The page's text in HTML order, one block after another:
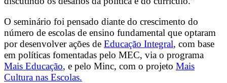
O seminário foi pensado diante do crescimento do
número de escolas de ensino fundamental que optaram
por desenvolver ações de Educação Integral, com base
em políticas fomentadas pelo MEC, via o programa
Mais Educação, e pelo Minc, com o projeto Mais
Cultura nas Escolas.